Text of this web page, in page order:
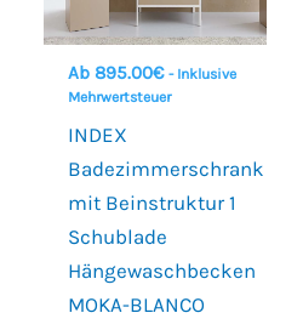
Ab 895.00€ - Inklusive
Mehrwertsteuer
INDEX
Badezimmerschrank
mit Beinstruktur 1
Schublade
Hängewaschbecken
MOKA-BLANCO